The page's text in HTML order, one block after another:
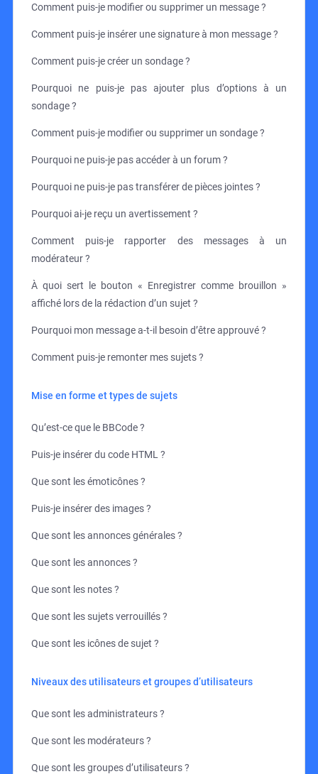
Comment puis-je modifier ou supprimer un message ?
Comment puis-je insérer une signature à mon message ?
Comment puis-je créer un sondage ?
Pourquoi ne puis-je pas ajouter plus d’options à un
sondage ?
Comment puis-je modifier ou supprimer un sondage ?
Pourquoi ne puis-je pas accéder à un forum ?
Pourquoi ne puis-je pas transférer de pièces jointes ?
Pourquoi ai-je reçu un avertissement ?
Comment puis-je rapporter des messages à un
modérateur ?
À quoi sert le bouton « Enregistrer comme brouillon »
affiché lors de la rédaction d’un sujet ?
Pourquoi mon message a-t-il besoin d’être approuvé ?
Comment puis-je remonter mes sujets ?
Mise en forme et types de sujets
Qu’est-ce que le BBCode ?
Puis-je insérer du code HTML ?
Que sont les émoticônes ?
Puis-je insérer des images ?
Que sont les annonces générales ?
Que sont les annonces ?
Que sont les notes ?
Que sont les sujets verrouillés ?
Que sont les icônes de sujet ?
Niveaux des utilisateurs et groupes d’utilisateurs
Que sont les administrateurs ?
Que sont les modérateurs ?
Que sont les groupes d’utilisateurs ?